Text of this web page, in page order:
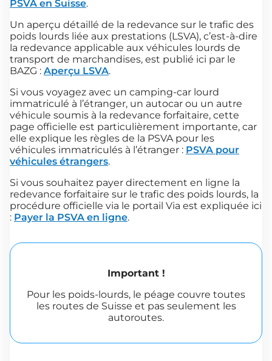
PSVA en Suisse.
Un aperçu détaillé de la redevance sur le trafic des
poids lourds liée aux prestations (LSVA), c’est-à-dire
la redevance applicable aux véhicules lourds de
transport de marchandises, est publié ici par le
BAZG : Aperçu LSVA.
Si vous voyagez avec un camping-car lourd
immatriculé à l’étranger, un autocar ou un autre
véhicule soumis à la redevance forfaitaire, cette
page officielle est particulièrement importante, car
elle explique les règles de la PSVA pour les
véhicules immatriculés à l’étranger : PSVA pour
véhicules étrangers.
Si vous souhaitez payer directement en ligne la
redevance forfaitaire sur le trafic des poids lourds, la
procédure officielle via le portail Via est expliquée ici
: Payer la PSVA en ligne.
Important !
Pour les poids-lourds, le péage couvre toutes
les routes de Suisse et pas seulement les
autoroutes.